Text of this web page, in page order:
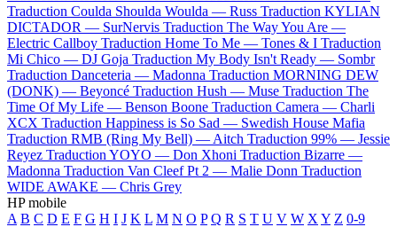
Traduction Coulda Shoulda Woulda — Russ Traduction KYLIAN
DICTADOR — SurNervis Traduction The Way You Are —
Electric Callboy Traduction Home To Me — Tones & I Traduction
Mi Chico — DJ Goja Traduction My Body Isn't Ready — Sombr
Traduction Danceteria — Madonna Traduction MORNING DEW
(DONK) — Beyoncé Traduction Hush — Muse Traduction The
Time Of My Life — Benson Boone Traduction Camera — Charli
XCX Traduction Happiness is So Sad — Swedish House Mafia
Traduction RMB (Ring My Bell) — Aitch Traduction 99% — Jessie
Reyez Traduction YOYO — Don Xhoni Traduction Bizarre —
Madonna Traduction Van Cleef Pt 2 — Malie Donn Traduction
WIDE AWAKE — Chris Grey
HP mobile
A B C D E F G H I J K L M N O P Q R S T U V W X Y Z 0-9